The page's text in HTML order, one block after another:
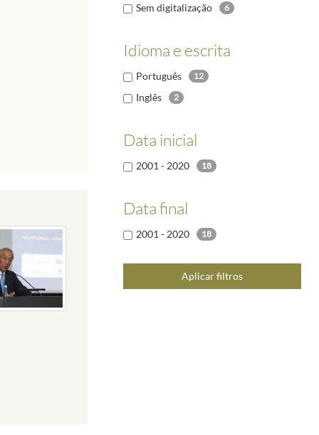
Sem digitalização 6
Idioma e escrita
Português 12
Inglês 2
Data inicial
2001 - 2020 18
Data final
2001 - 2020 18
Aplicar filtros